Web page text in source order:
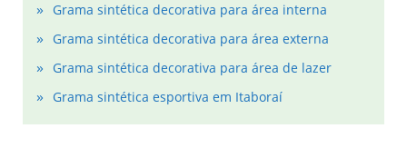
Grama sintética decorativa para área interna
Grama sintética decorativa para área externa
Grama sintética decorativa para área de lazer
Grama sintética esportiva em Itaboraí